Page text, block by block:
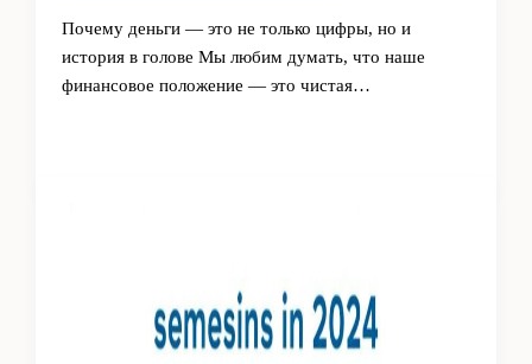
Почему деньги — это не только цифры, но и
история в голове Мы любим думать, что наше
финансовое положение — это чистая…